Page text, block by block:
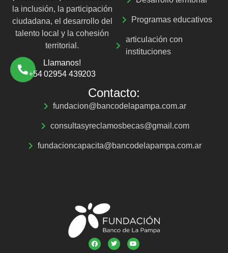
la inclusión, la participación
ciudadana, el desarrollo del
talento local y la cohesión
territorial.
Llamanos!
+54 02954 439203
Programas educativos
articulación con
instituciones
Contacto:
fundacion@bancodelapampa.com.ar
consultasyreclamosbecas@gmail.com
fundacioncapacita@bancodelapampa.com.ar